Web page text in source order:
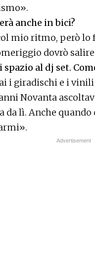
anche in bici?
mio ritmo, però lo
dovrò
al dj set.
i giradischi e i
Novanta
da lì. Anche